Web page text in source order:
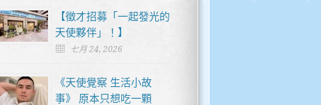
【徵才招募「一起發光的
天使夥伴」！】
七月 24, 2026
《天使覺察 生活小故
事》 原本只想吃一顆